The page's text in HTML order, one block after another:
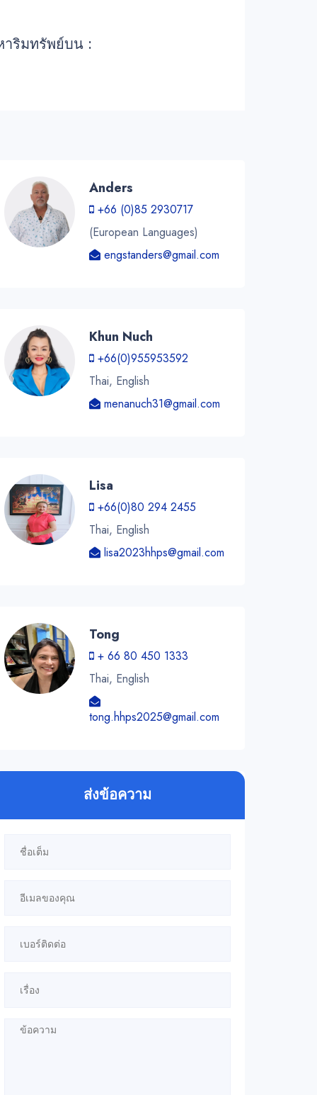
าริมทรัพย์บน :
Anders
+66 (0)85 2930717
(European Languages)
engstanders@gmail.com
Khun Nuch
+66(0)955953592
Thai, English
menanuch31@gmail.com
Lisa
+66(0)80 294 2455
Thai, English
lisa2023hhps@gmail.com
Tong
+ 66 80 450 1333
Thai, English
tong.hhps2025@gmail.com
ส่งข้อความ